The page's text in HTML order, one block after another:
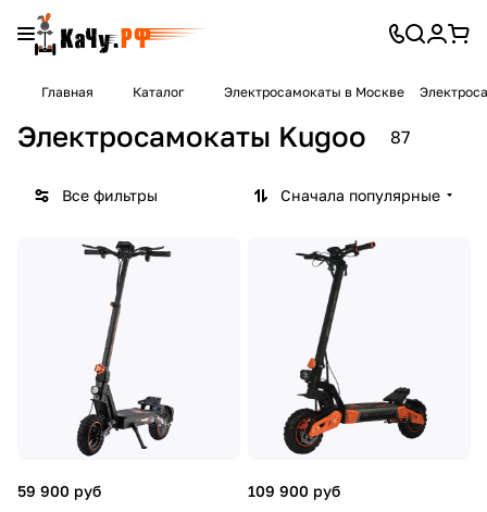
Главная Каталог Электросамокаты в Москве
Электросамокаты Kugoo 87
Все фильтры Сначала популярные
59 900 руб
109 900 руб